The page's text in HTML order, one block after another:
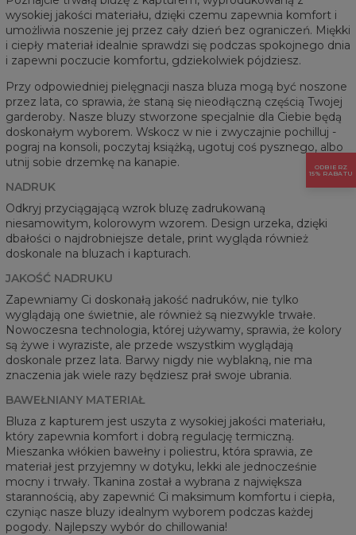
wysokiej jakości materiału, dzięki czemu zapewnia komfort i
umożliwia noszenie jej przez cały dzień bez ograniczeń. Miękki
i ciepły materiał idealnie sprawdzi się podczas spokojnego dnia
i zapewni poczucie komfortu, gdziekolwiek pójdziesz.
Przy odpowiedniej pielęgnacji nasza bluza mogą być noszone
przez lata, co sprawia, że staną się nieodłączną częścią Twojej
garderoby. Nasze bluzy stworzone specjalnie dla Ciebie będą
doskonałym wyborem. Wskocz w nie i zwyczajnie pochilluj -
pograj na konsoli, poczytaj książką, ugotuj coś pysznego, albo
utnij sobie drzemkę na kanapie.
NADRUK
Odkryj przyciągającą wzrok bluzę zadrukowaną
niesamowitym, kolorowym wzorem. Design urzeka, dzięki
dbałości o najdrobniejsze detale, print wygląda również
doskonale na bluzach i kapturach.
JAKOŚĆ NADRUKU
Zapewniamy Ci doskonałą jakość nadruków, nie tylko
wyglądają one świetnie, ale również są niezwykle trwałe.
Nowoczesna technologia, której używamy, sprawia, że kolory
są żywe i wyraziste, ale przede wszystkim wyglądają
doskonale przez lata. Barwy nigdy nie wyblakną, nie ma
znaczenia jak wiele razy będziesz prał swoje ubrania.
BAWEŁNIANY MATERIAŁ
Bluza z kapturem jest uszyta z wysokiej jakości materiału,
który zapewnia komfort i dobrą regulację termiczną.
Mieszanka włókien bawełny i poliestru, która sprawia, ze
materiał jest przyjemny w dotyku, lekki ale jednocześnie
mocny i trwały. Tkanina został a wybrana z największa
starannością, aby zapewnić Ci maksimum komfortu i ciepła,
czyniąc nasze bluzy idealnym wyborem podczas każdej
pogody. Najlepszy wybór do chillowania!
ODBIERZ
15% RABATU